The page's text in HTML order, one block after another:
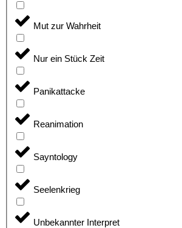
Mut zur Wahrheit
Nur ein Stück Zeit
Panikattacke
Reanimation
Sayntology
Seelenkrieg
Unbekannter Interpret